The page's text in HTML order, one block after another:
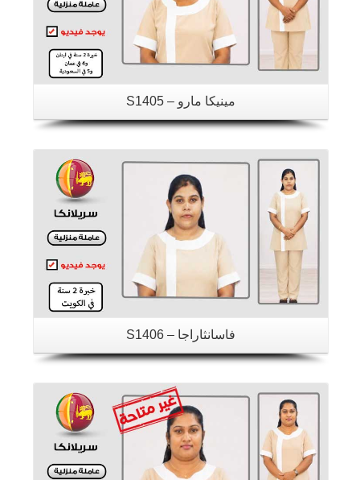
مينيكا مارو – S1405
فاسانثاراجا – S1406